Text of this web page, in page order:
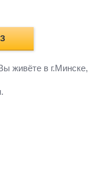
живёте в г.Минске,